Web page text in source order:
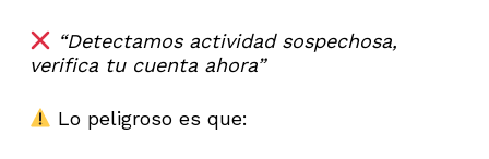
“Detectamos actividad sospechosa,
verifica tu cuenta ahora”
Lo peligroso es que: